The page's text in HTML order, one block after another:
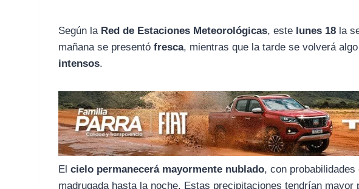
c
b
o
k
a
m
t
p
p
Según la Red de Estaciones Meteorológicas, este lunes 18 la
mañana se presentófresca, mientras que la tarde se volverá
intensos.
Elcielo permanecerá mayormente nublado, con probabilidades
madrugada hasta la noche. Estas precipitaciones tendrían